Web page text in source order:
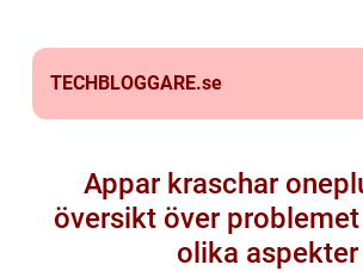
TECHBLOGGARE.se
Appar kraschar
översikt över
olika aspekter